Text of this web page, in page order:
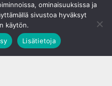
ominaisuuksissa ja
sivustoa hyväksyt
käytön.
Lisätietoja